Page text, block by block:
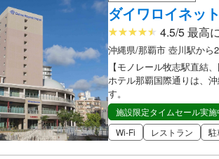
ダイワロイネッ
4.5/5 最高
沖縄県/那覇市 壺川駅から
【モノレール牧志駅直結
ホテル那覇国際通りは、
す。
施設限定タイムセール実施
Wi-Fi
レストラン 駐